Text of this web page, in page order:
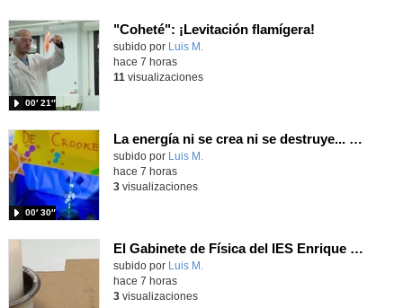
"Coheté": ¡Levitación flamígera!
Contenido educativo.
subido por Luis M.
00′ 21″
hace 7 horas
11 visualizaciones
La energía ni se crea ni se destruye... ¡se experimenta! El Tierno en la Feria Madrid es Ciencia 2026
Contenido educativo.
subido por Luis M.
00′ 30″
hace 7 horas
3visualizaciones
El Gabinete de Física del IES Enrique Tierno Galván de Parla (Curso 25-26)
Contenido educativo.
subido por Luis M.
hace 7 horas
3visualizaciones